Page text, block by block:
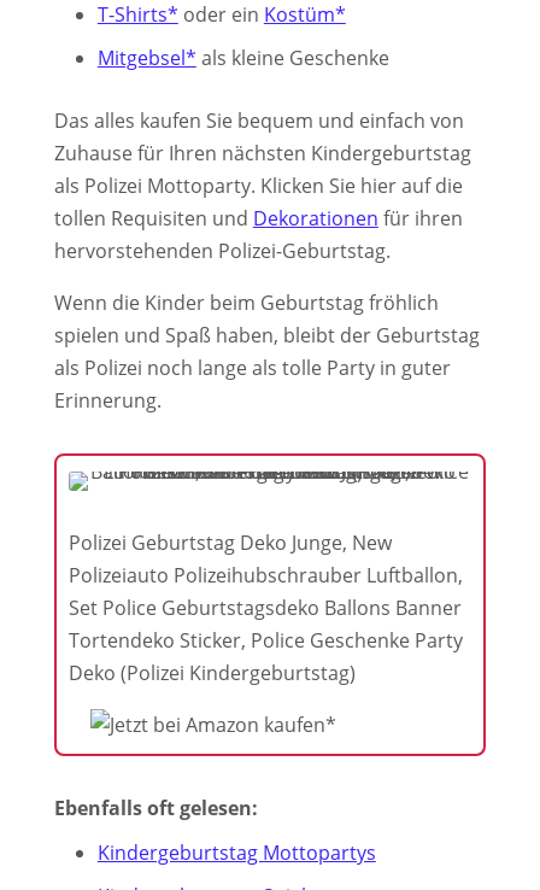
T-Shirts* oder ein Kostüm*
Mitgebsel* als kleine Geschenke
Das alles kaufen Sie bequem und einfach von
Zuhause für Ihren nächsten Kindergeburtstag
als Polizei Mottoparty. Klicken Sie hier auf die
tollen Requisiten und Dekorationen für ihren
hervorstehenden Polizei-Geburtstag.
Wenn die Kinder beim Geburtstag fröhlich
spielen und Spaß haben, bleibt der Geburtstag
als Polizei noch lange als tolle Party in guter
Erinnerung.
Polizei Geburtstag Deko Junge, New
Polizeiauto Polizeihubschrauber Luftballon,
Set Police Geburtstagsdeko Ballons Banner
Tortendeko Sticker, Police Geschenke Party
Deko (Polizei Kindergeburtstag)
Ebenfalls oft gelesen:
Kindergeburtstag Mottopartys